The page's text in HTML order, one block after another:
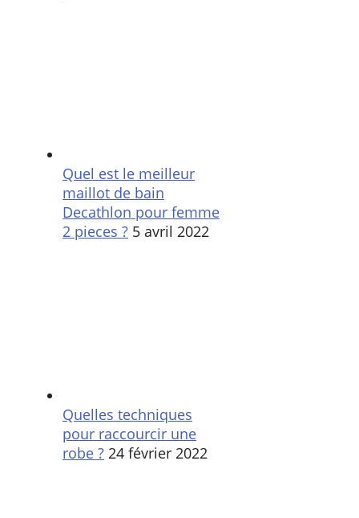
Quel est le meilleur
maillot de bain
Decathlon pour femme
2 pieces ? 5 avril 2022
Quelles techniques
pour raccourcir une
robe ? 24 février 2022